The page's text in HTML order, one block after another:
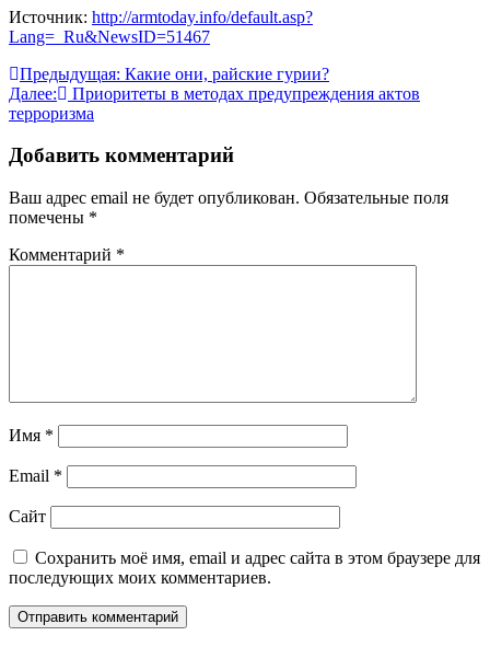
Источник: http://armtoday.info/default.asp?
Lang=_Ru&NewsID=51467
Навигация
по
Предыдущая: Какие они, райские гурии?
Далее:
Приоритеты в методах предупреждения актов
терроризма
Добавить комментарий
Ваш адрес email не будет опубликован. Обязательные поля
помечены *
Комментарий *
Имя *
Email *
Сайт
Сохранить моё имя, email и адрес сайта в этом браузере для
последующих моих комментариев.